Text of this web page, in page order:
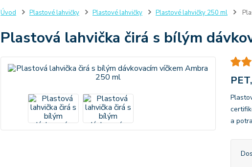
Úvod Plastové lahvičky Plastové lahvičky Plastové lahvičky 250 ml
Plastová lahvička čirá s bílým
a